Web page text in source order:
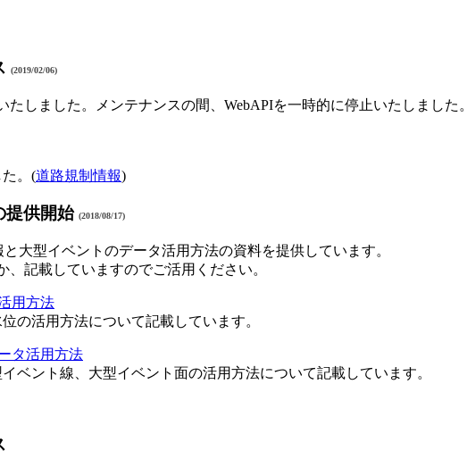
(2019/02/06)
しました。メンテナンスの間、WebAPIを一時的に停止いたしました。
。(道路規制情報)
提供開始 (2018/08/17)
大型イベントのデータ活用方法の資料を提供しています。
記載していますのでご活用ください。
用方法
の活用方法について記載しています。
タ活用方法
ベント線、大型イベント面の活用方法について記載しています。